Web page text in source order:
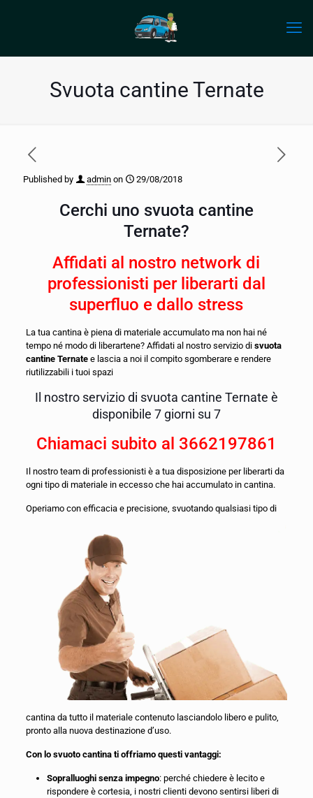
Svuota cantine Ternate
Published by admin on 29/08/2018
Cerchi uno svuota cantine
Ternate?
Affidati al nostro network di
professionisti per liberarti dal
superfluo e dallo stress
La tua cantina è piena di materiale accumulato ma non hai né
tempo né modo di liberartene? Affidati al nostro servizio di svuota
cantine Ternate e lascia a noi il compito sgomberare e rendere
riutilizzabili i tuoi spazi
Il nostro servizio di svuota cantine Ternate è
disponibile 7 giorni su 7
Chiamaci subito al 3662197861
Il nostro team di professionisti è a tua disposizione per liberarti da
ogni tipo di materiale in eccesso che hai accumulato in cantina.
Operiamo con efficacia e precisione, svuotando qualsiasi tipo di
cantina da tutto il materiale contenuto lasciandolo libero e pulito,
pronto alla nuova destinazione d’uso.
Con lo svuoto cantina ti offriamo questi vantaggi:
Sopralluoghi senza impegno: perché chiedere è lecito e
rispondere è cortesia, i nostri clienti devono sentirsi liberi di